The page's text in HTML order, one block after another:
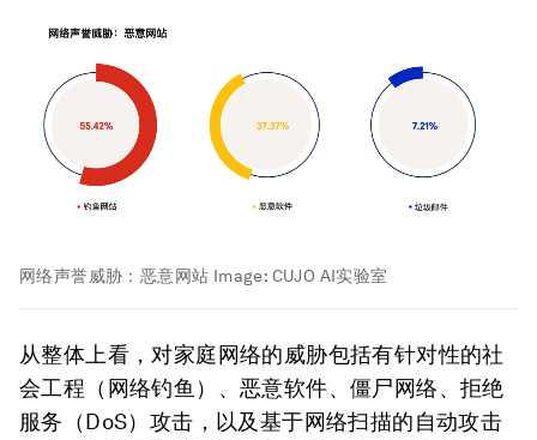
网络声誉威胁：恶意网站 Image: CUJO AI实验室
从整体上看，对家庭网络的威胁包括有针对性的社
会工程（网络钓鱼）、恶意软件、僵尸网络、拒绝
服务（DoS）攻击，以及基于网络扫描的自动攻击